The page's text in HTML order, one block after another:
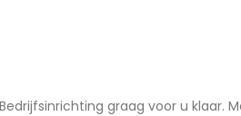
graag voor u klaar.